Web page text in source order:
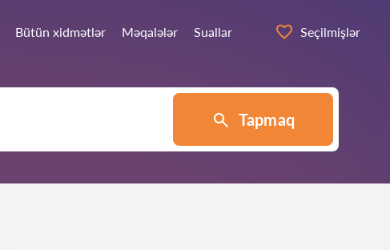
Bütün xidmətlər Məqalələr Suallar Seçilmişlər
Tapmaq